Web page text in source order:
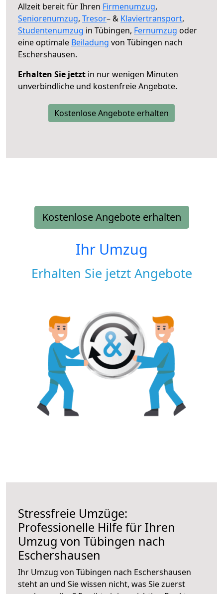
Allzeit bereit für Ihren Firmenumzug,
Seniorenumzug, Tresor– & Klaviertransport,
Studentenumzug in Tübingen, Fernumzug oder
eine optimale Beiladung von Tübingen nach
Eschershausen.
Erhalten Sie jetzt in nur wenigen Minuten
unverbindliche und kostenfreie Angebote.
Kostenlose Angebote erhalten
Kostenlose Angebote erhalten
Ihr Umzug
Erhalten Sie jetzt Angebote
Stressfreie Umzüge:
Professionelle Hilfe für Ihren
Umzug von Tübingen nach
Eschershausen
Ihr Umzug von Tübingen nach Eschershausen
steht an und Sie wissen nicht, was Sie zuerst